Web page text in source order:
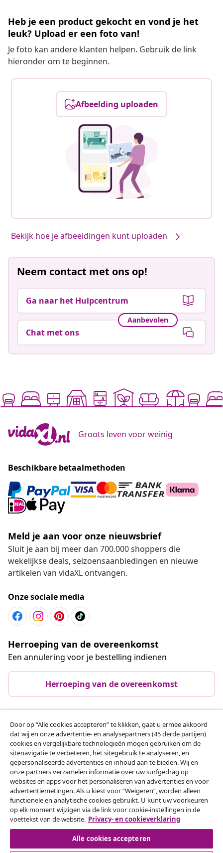
Heb je een product gekocht en vond je het
leuk? Upload er een foto van!
Je foto kan andere klanten helpen. Gebruik de link
hieronder om te beginnen.
Afbeelding uploaden
Bekijk hoe je afbeeldingen kunt uploaden
Neem contact met ons op!
Ga naar het Hulpcentrum
Aanbevolen
Chat met ons
Groots leven voor weinig
Beschikbare betaalmethoden
Meld je aan voor onze nieuwsbrief
Sluit je aan bij meer dan 700.000 shoppers die
wekelijkse deals, seizoensaanbiedingen en nieuwe
artikelen van vidaXL ontvangen.
Onze sociale media
Herroeping van de overeenkomst
Een annulering voor je bestelling indienen
Herroeping van de overeenkomst
Klantenservice
Zakelijk
vidaXL
Ontdek meer
Door op “Alle cookies accepteren” te klikken, gaat u ermee akkoord
dat wij en onze advertentie- en analysepartners (45 derde partijen)
cookies en vergelijkbare technologieën mogen gebruiken om de
sitenavigatie te verbeteren, het sitegebruik te analyseren, en
gepersonaliseerde advertenties en inhoud aan te bieden. Wij en
onze partners verzamelen informatie over uw surfgedrag op
websites en apps voor het personaliseren van advertenties en voor
advertentiemetingen. Als u kiest voor “Weigeren”, worden alleen
functionele en analytische cookies gebruikt. U kunt uw voorkeuren
op elk moment wijzigen via de link voor cookie-instellingen in de
voettekst van de website. Privacy- en cookieverklaring
Alle cookies accepteren